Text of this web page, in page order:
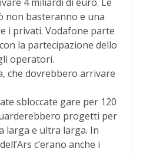
non basteranno e una
i privati. Vodafone parte
la partecipazione dello
operatori.
che dovrebbero arrivare
sbloccate gare per 120
progetti per
larga e ultra larga. In
c’erano anche i